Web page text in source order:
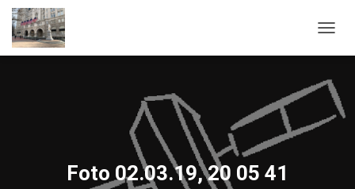
Foto 02.03.19, 20 05 41